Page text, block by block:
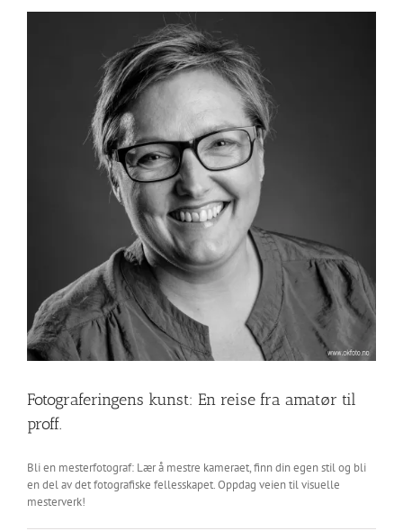
Fotograferingens kunst: En reise fra amatør til
proff.
Bli en mesterfotograf: Lær å mestre kameraet, finn din egen stil og bli
en del av det fotografiske fellesskapet. Oppdag veien til visuelle
mesterverk!